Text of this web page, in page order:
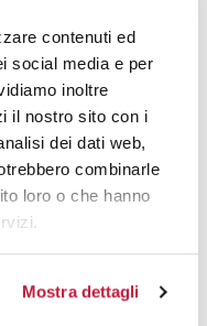
contenuti ed
social media e per
inoltre
il nostro sito con i
dei dati web,
combinarle
loro o che hanno
Mostra dettagli